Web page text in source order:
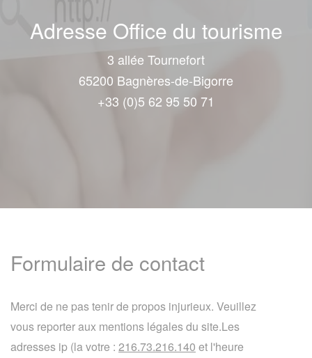
Adresse Office du tourisme
3 allée Tournefort
65200 Bagnères-de-Bigorre
+33 (0)5 62 95 50 71
Formulaire de contact
Merci de ne pas tenir de propos injurieux. Veuillez
vous reporter aux mentions légales du site.Les
adresses ip (la votre : 216.73.216.140 et l'heure